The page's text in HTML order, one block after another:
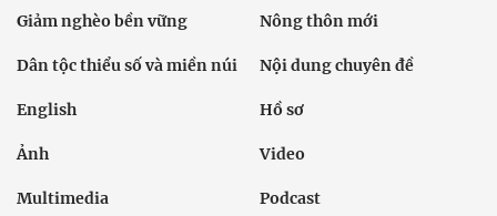
Giảm nghèo bền vững Nông thôn mới
Dân tộc thiểu số và miền núi Nội dung chuyên đề
English Hồ sơ
Ảnh Video
Multimedia Podcast